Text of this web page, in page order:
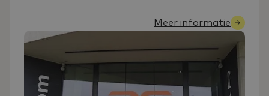
Meer informatie